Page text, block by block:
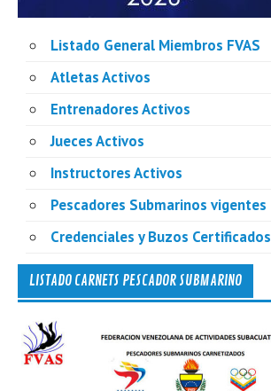
Listado General Miembros FVAS
Atletas Activos
Entrenadores Activos
Jueces Activos
Instructores Activos
Pescadores Submarinos vigentes
Credenciales y Buzos Certificados
LISTADO CARNETS PESCADOR SUBMARINO